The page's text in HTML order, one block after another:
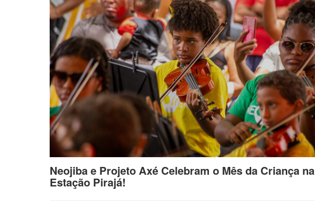
Neojiba e Projeto Axé Celebram o Mês da Criança na
Estação Pirajá!